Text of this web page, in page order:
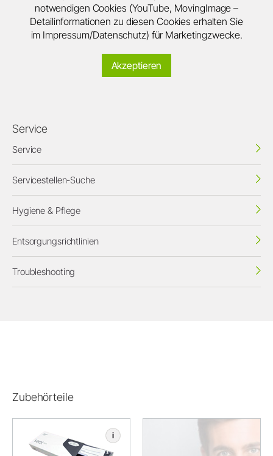
notwendigen Cookies (YouTube, MovingImage –
Detailinformationen zu diesen Cookies erhalten Sie
im Impressum/Datenschutz) für Marketingzwecke.
Akzeptieren
Service
Service
Servicestellen-Suche
Hygiene & Pflege
Entsorgungsrichtlinien
Troubleshooting
Zubehörteile
i